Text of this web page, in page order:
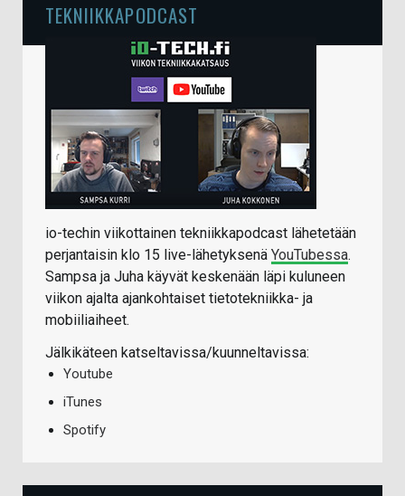
TEKNIIKKAPODCAST
io-techin viikottainen tekniikkapodcast lähetetään
perjantaisin klo 15 live-lähetyksenä YouTubessa.
Sampsa ja Juha käyvät keskenään läpi kuluneen
viikon ajalta ajankohtaiset tietotekniikka- ja
mobiiliaiheet.
Jälkikäteen katseltavissa/kuunneltavissa:
Youtube
iTunes
Spotify